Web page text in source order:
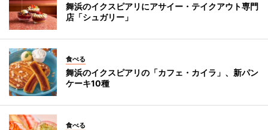
舞浜のイクスピアリにアサイー・テイクアウト専門
店「シュガリー」
食べる
舞浜のイクスピアリの「カフェ・カイラ」、新パン
ケーキ10種
食べる